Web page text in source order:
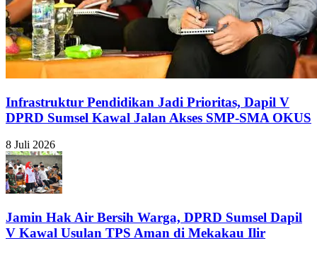
Infrastruktur Pendidikan Jadi Prioritas, Dapil V
DPRD Sumsel Kawal Jalan Akses SMP-SMA OKUS
8 Juli 2026
Jamin Hak Air Bersih Warga, DPRD Sumsel Dapil
V Kawal Usulan TPS Aman di Mekakau Ilir